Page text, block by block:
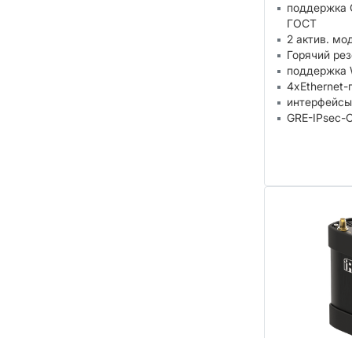
поддержка
ГОСТ
2 актив.
Горячий
поддержка
4xEthernet-
GRE-IPsec-